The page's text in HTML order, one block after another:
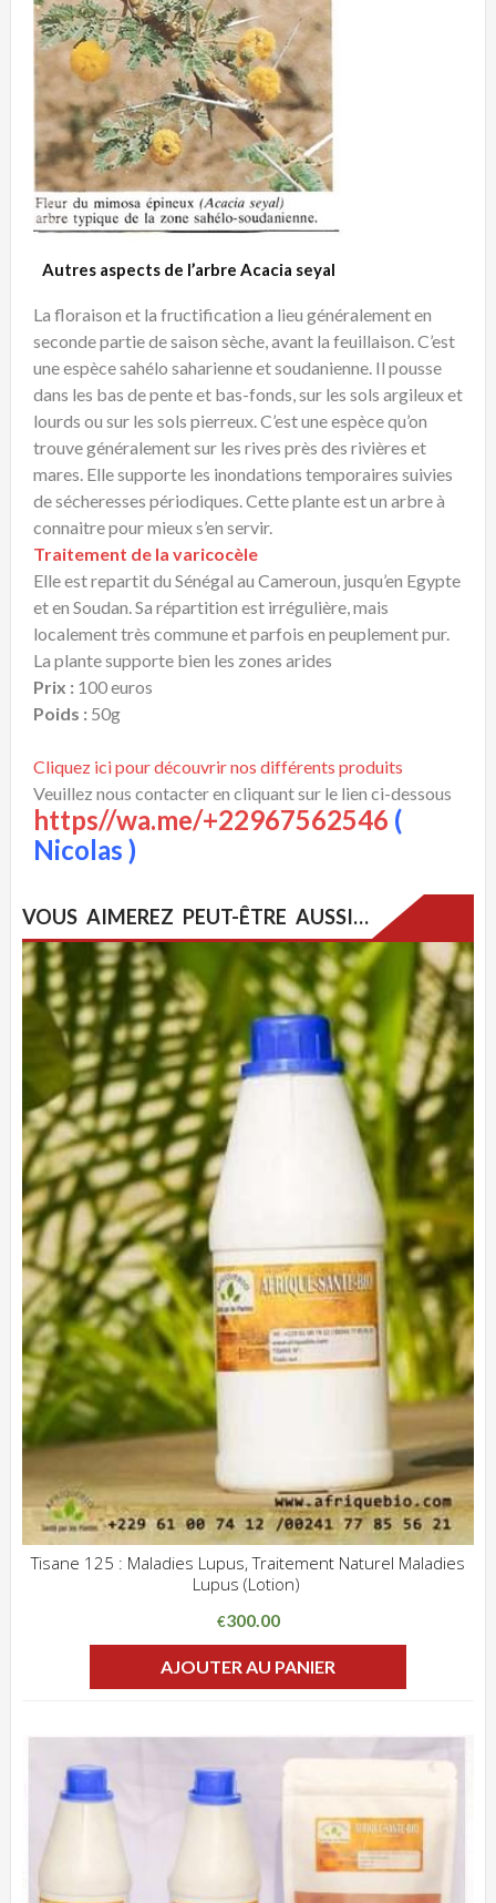
Autres aspects de l’arbre Acacia seyal
La floraison et la fructification a lieu généralement en
seconde partie de saison sèche, avant la feuillaison. C’est
une espèce sahélo saharienne et soudanienne. Il pousse
dans les bas de pente et bas-fonds, sur les sols argileux et
lourds ou sur les sols pierreux. C’est une espèce qu’on
trouve généralement sur les rives près des rivières et
mares. Elle supporte les inondations temporaires suivies
de sécheresses périodiques. Cette plante est un arbre à
connaitre pour mieux s’en servir.
Traitement de la varicocèle
Elle est repartit du Sénégal au Cameroun, jusqu’en Egypte
et en Soudan. Sa répartition est irrégulière, mais
localement très commune et parfois en peuplement pur.
La plante supporte bien les zones arides
Prix : 100 euros
Poids : 50g
Cliquez ici pour découvrir nos différents produits
Veuillez nous contacter en cliquant sur le lien ci-dessous
https//wa.me/+22967562546 (
Nicolas )
VOUS AIMEREZ PEUT-ÊTRE AUSSI…
Tisane 125 : Maladies Lupus, Traitement Naturel Maladies
Lupus (Lotion)
€300.00
AJOUTER AU PANIER